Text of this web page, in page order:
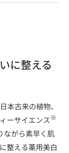
に整える
本古来の植物、
ーサイエンス ※
ながら素早く肌
整える薬用美白